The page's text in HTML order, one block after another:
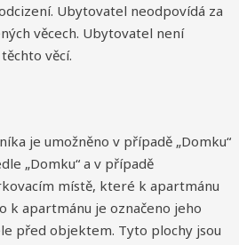
Ubytovatel neodpovídá za
věcech. Ubytovatel není
věcí.
je umožněno v případě „Domku“
„Domku“ a v případě
místě, které k apartmánu
k apartmánu je označeno jeho
před objektem. Tyto plochy jsou